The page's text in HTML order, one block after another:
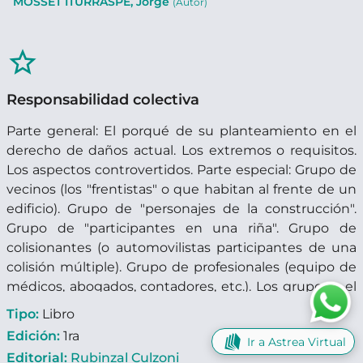
(Autor)
star_border
Responsabilidad colectiva
Parte general: El porqué de su planteamiento en el
derecho de daños actual. Los extremos o requisitos.
Los aspectos controvertidos. Parte especial: Grupo de
vecinos (los "frentistas" o que habitan al frente de un
edificio). Grupo de "personajes de la construcción".
Grupo de "participantes en una riña". Grupo de
colisionantes (o automovilistas participantes de una
colisión múltiple). Grupo de profesionales (equipo de
médicos, abogados, contadores, etc.). Los grupos y el
deporte ("los deportes colectivos" y "las barras o
hinchas"). Grupo de productores (fabricantes,
importadores, mayoristas y minoristas del producto
Tipo: Libro
Edición: 1ra
Editorial: Rubinzal Culzoni
Ir a Astrea Virtual